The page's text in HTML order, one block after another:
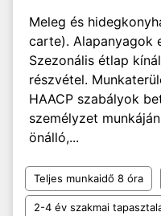
Meleg és
carte). Alapanyagok
Szezonális étlap
részvétel.
HAACP szabályok
személyzet
önálló,...
Teljes munkaidő 8 óra
2-4 év szakmai